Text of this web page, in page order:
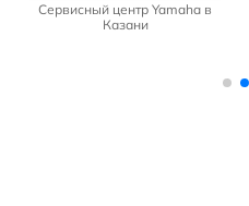
Сервисный центр Yamaha в
Казани